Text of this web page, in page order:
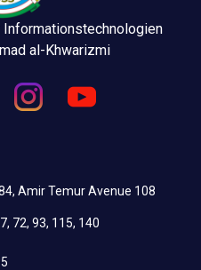
al-Khwarizmi
Amir Temur Avenue 108
72, 93, 115, 140